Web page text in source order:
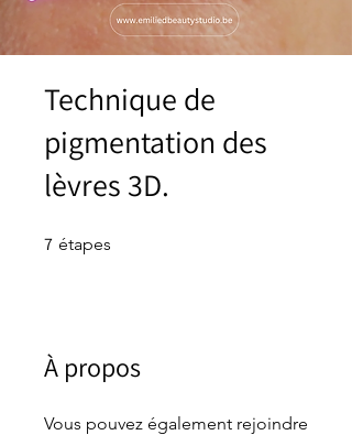
Technique de
pigmentation des
lèvres 3D.
7 étapes
À propos
Vous pouvez également rejoindre